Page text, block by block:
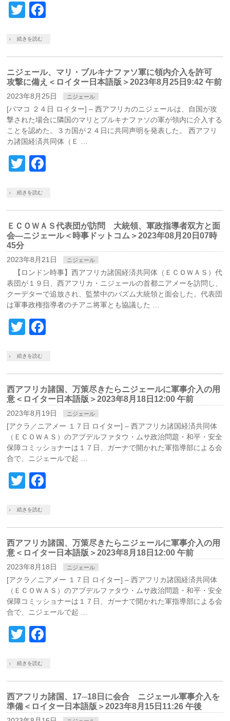
Twitter
続きを読む
ニジェール、マリ・ブルキナファソ軍に領内介入を許可
攻撃に備え＜ロイター日本語版＞2023年8月25日9:42 午前
2023年8月25日 ニジェール
[バマコ ２４日 ロイター] – 西アフリカのニジェールは、自国が攻
撃された場合に隣国のマリとブルキナファソの軍が領内に介入する
ことを認めた。３カ国が２４日に共同声明を発表した。 西アフリ
カ諸国経済共同体（Ｅ …
Twitter
続きを読む
ＥＣＯＷＡＳ代表団が訪問 大統領、軍政指導者双方と面
会―ニジェール＜時事ドットコム＞2023年08月20日07時
45分
2023年8月21日 ニジェール
【ロンドン時事】西アフリカ諸国経済共同体（ＥＣＯＷＡＳ）代
表団が１９日、西アフリカ・ニジェールの首都ニアメーを訪問し、
クーデターで追放され、監禁中のバズム大統領と面会した。代表団
は軍事政権指導者のチアニ将軍とも協議した …
Twitter
続きを読む
西アフリカ諸国、万策尽きたらニジェールに軍事介入の用
意＜ロイター日本語版＞2023年8月18日12:00 午前
2023年8月19日 ニジェール
[アクラ／ニアメー １７日 ロイター] – 西アフリカ諸国経済共同体
（ＥＣＯＷＡＳ）のアブデルファタウ・ムサ政治問題・和平・安全
保障コミッショナーは１７日、ガーナで開かれた軍指導部による会
合で、ニジェールで起 …
Twitter
続きを読む
西アフリカ諸国、万策尽きたらニジェールに軍事介入の用
意＜ロイター日本語版＞2023年8月18日12:00 午前
2023年8月18日 ニジェール
[アクラ／ニアメー １７日 ロイター] – 西アフリカ諸国経済共同体
（ＥＣＯＷＡＳ）のアブデルファタウ・ムサ政治問題・和平・安全
保障コミッショナーは１７日、ガーナで開かれた軍指導部による会
合で、ニジェールで起 …
Twitter
続きを読む
西アフリカ諸国、17─18日に会合 ニジェール軍事介入を
準備＜ロイター日本語版＞2023年8月15日11:26 午後